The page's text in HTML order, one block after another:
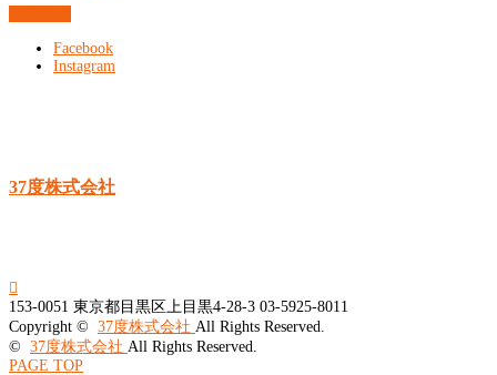
Facebook
Instagram
37度株式会社

153-0051 東京都目黒区上目黒4-28-3 03-5925-8011
Copyright © 37度株式会社 All Rights Reserved.
© 37度株式会社 All Rights Reserved.
PAGE TOP